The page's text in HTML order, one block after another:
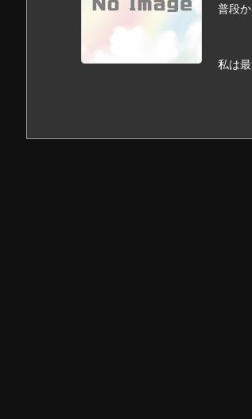
普段
私は